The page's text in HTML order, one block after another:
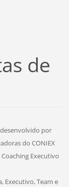
de
por
do CONIEX
Executivo
Executivo, Team e